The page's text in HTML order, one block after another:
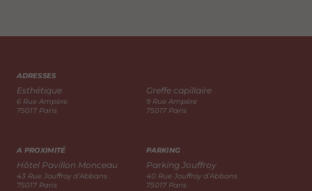
ADRESSES
Esthétique
6 Rue Ampère
75017 Paris
Greffe capillaire
9 Rue Ampère
75017 Paris
A PROXIMITÉ
Hôtel Pavillon Monceau
43 Rue Jouffroy d’Abbans
75017 Paris
PARKING
Parking Jouffroy
40 Rue Jouffroy d’Abbans
75017 Paris